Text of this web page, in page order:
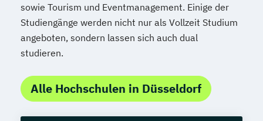
sowie Tourism und Eventmanagement. Einige der
Studiengänge werden nicht nur als Vollzeit Studium
angeboten, sondern lassen sich auch dual
studieren.
Alle Hochschulen in Düsseldorf